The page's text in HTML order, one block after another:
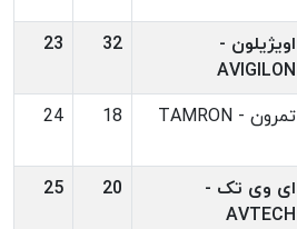
اویژیلون -
AVIGILON
32
23
تمرون - TAMRON 18
24
ای وی تک -
AVTECH
20
25